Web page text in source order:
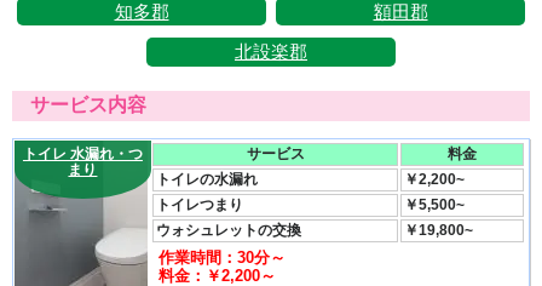
知多郡 額田郡
北設楽郡
サービス内容
トイレ 水漏れ・つ
まり
サービス
料金
トイレの水漏れ
￥2,200~
トイレつまり
￥5,500~
ウォシュレットの交換
￥19,800~
作業時間：30分～
料金：￥2,200～